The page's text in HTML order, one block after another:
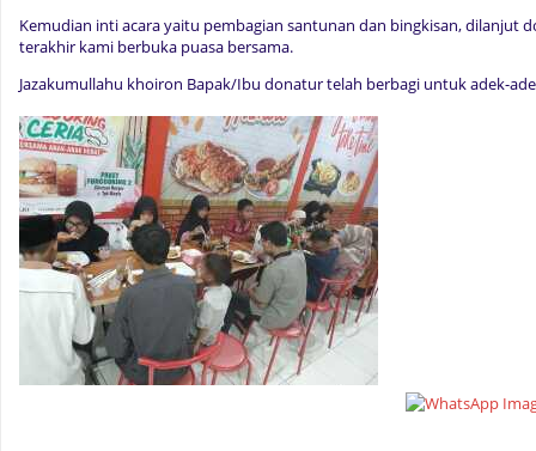
Kemudian inti acara yaitu pembagian santunan dan bingkisan, dilanjut
terakhir kami berbuka puasa bersama.
Jazakumullahu khoiron Bapak/Ibu donatur telah berbagi untuk adek-